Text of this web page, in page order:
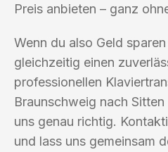
Preis anbieten – ganz
Wenn du also Geld
gleichzeitig einen
professionellen
Braunschweig nach
uns genau richtig.
und lass uns gemeinsam